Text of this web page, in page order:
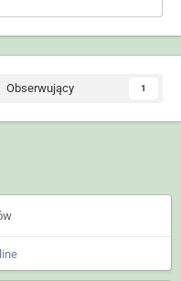
Obserwujący 1